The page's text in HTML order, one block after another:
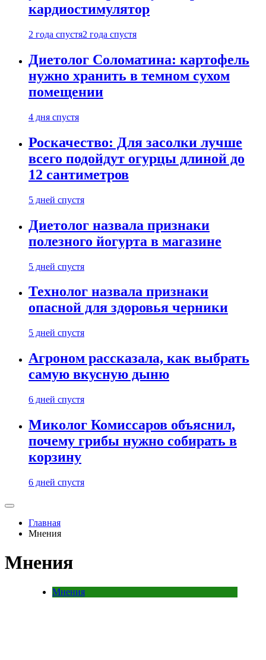
кардиостимулятор
2 года спустя2 года спустя
Диетолог Соломатина: картофель
нужно хранить в темном сухом
помещении
4 дня спустя
Роскачество: Для засолки лучше
всего подойдут огурцы длиной до
12 сантиметров
5 дней спустя
Диетолог назвала признаки
полезного йогурта в магазине
5 дней спустя
Технолог назвала признаки
опасной для здоровья черники
5 дней спустя
Агроном рассказала, как выбрать
самую вкусную дыню
6 дней спустя
Миколог Комиссаров объяснил,
почему грибы нужно собирать в
корзину
6 дней спустя
Главная
Мнения
Мнения
Мнения